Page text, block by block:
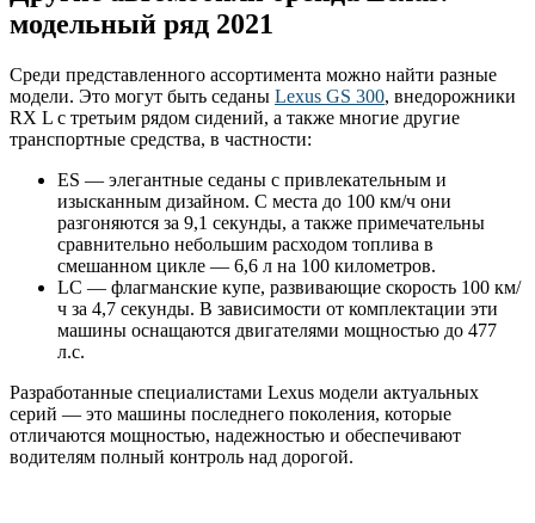
модельный ряд 2021
Среди представленного ассортимента можно найти разные
модели. Это могут быть седаны Lexus GS 300, внедорожники
RX L с третьим рядом сидений, а также многие другие
транспортные средства, в частности:
ES — элегантные седаны с привлекательным и
изысканным дизайном. С места до 100 км/ч они
разгоняются за 9,1 секунды, а также примечательны
сравнительно небольшим расходом топлива в
смешанном цикле — 6,6 л на 100 километров.
LC — флагманские купе, развивающие скорость 100 км/
ч за 4,7 секунды. В зависимости от комплектации эти
машины оснащаются двигателями мощностью до 477
л.с.
Разработанные специалистами Lexus модели актуальных
серий — это машины последнего поколения, которые
отличаются мощностью, надежностью и обеспечивают
водителям полный контроль над дорогой.